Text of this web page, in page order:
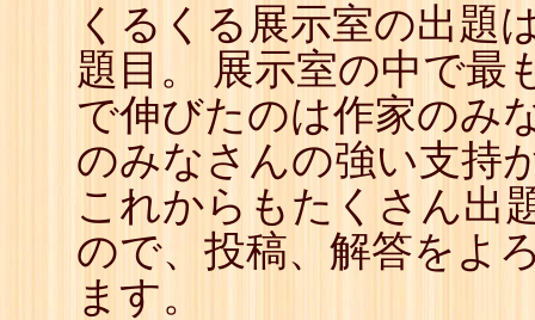
19 ☗
20 ☖
21 ☗
22 ☖
23☗
24 ☖
25☗
26☖
27☗
28☖
29☗
30
☖
くるくる展示室の出題
題目。 展示室の中で最
で伸びたのは作家のみ
のみなさんの強い支持
これからもたくさん出
ので、投稿、解答をよ
ます。